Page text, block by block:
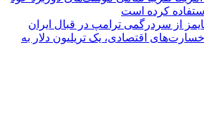
کرده است
از سردرگمی ترامپ در قبال ایران
اقتصادی، یک تریلیون دلار به